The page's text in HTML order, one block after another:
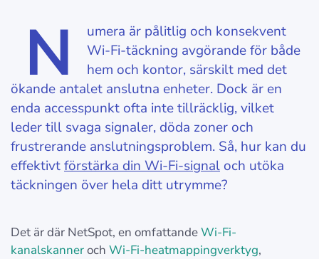
N
umera är pålitlig och konsekvent
Wi-Fi-täckning avgörande för både
hem och kontor, särskilt med det
ökande antalet anslutna enheter. Dock är en
enda accesspunkt ofta inte tillräcklig, vilket
leder till svaga signaler, döda zoner och
frustrerande anslutningsproblem. Så, hur kan du
effektivtförstärka din Wi-Fi-signal och utöka
täckningen över hela ditt utrymme?
Det är där NetSpot, en omfattandeWi-Fi-
kanalskanneroch Wi-Fi-heatmappingverktyg,